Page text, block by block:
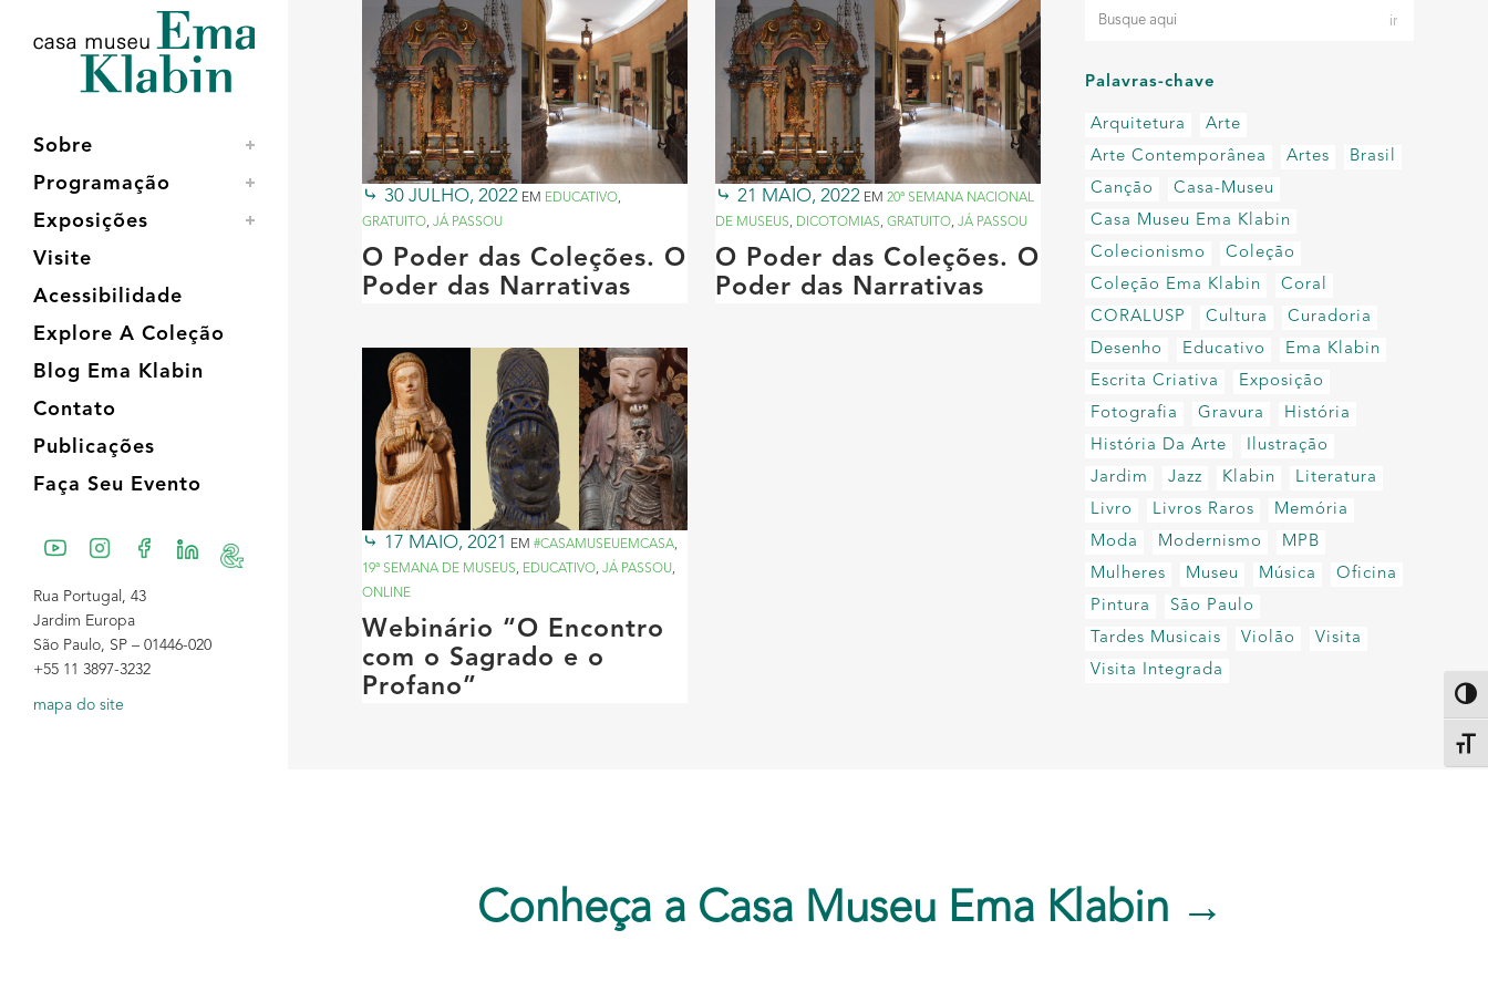
conteúdo
navegação
Sobre
Programação
Exposições
Visite
Acessibilidade
Explore A Coleção
Blog Ema Klabin
Contato
Publicações
Faça Seu Evento
Rua Portugal, 43
Jardim Europa
São Paulo, SP – 01446-020
+55 11 3897-3232
mapa do site
30 JULHO, 2022 EM EDUCATIVO,
GRATUITO, JÁ PASSOU
O Poder das Coleções. O
Poder das Narrativas
21 MAIO, 2022EM 20ª SEMANA NACIONAL
DE MUSEUS, DICOTOMIAS, GRATUITO, JÁ PASSOU
O Poder das Coleções. O
Poder das Narrativas
17 MAIO, 2021 EM #CASAMUSEUEMCASA,
19ª SEMANA DE MUSEUS, EDUCATIVO, JÁ PASSOU,
ONLINE
Webinário “O Encontro
com o Sagrado e o
Profano”
Palavras-chave
Arquitetura
Arte
Arte Contemporânea
Artes
Brasil
Canção
Casa-Museu
Casa Museu Ema Klabin
Colecionismo
Coleção
Coleção Ema Klabin
Coral
CORALUSP
Cultura
Curadoria
Desenho
Educativo
Ema Klabin
Escrita Criativa
Exposição
Fotografia
Gravura
História
História Da Arte
Ilustração
Jardim
Jazz Klabin
Literatura
Livro
Livros Raros
Memória
Moda
Modernismo
MPB
Mulheres
Museu Música
Oficina
Pintura
São Paulo
Tardes Musicais
Violão
Visita
Visita Integrada
Conheça a Casa Museu Ema Klabin →